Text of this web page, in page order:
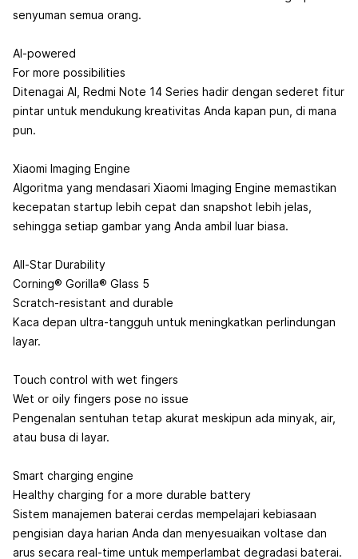
senyuman semua orang.
AI-powered
For more possibilities
Ditenagai AI, Redmi Note 14 Series hadir dengan sederet fitur
pintar untuk mendukung kreativitas Anda kapan pun, di mana
pun.
Xiaomi Imaging Engine
Algoritma yang mendasari Xiaomi Imaging Engine memastikan
kecepatan startup lebih cepat dan snapshot lebih jelas,
sehingga setiap gambar yang Anda ambil luar biasa.
All-Star Durability
Corning® Gorilla® Glass 5
Scratch-resistant and durable
Kaca depan ultra-tangguh untuk meningkatkan perlindungan
layar.
Touch control with wet fingers
Wet or oily fingers pose no issue
Pengenalan sentuhan tetap akurat meskipun ada minyak, air,
atau busa di layar.
Smart charging engine
Healthy charging for a more durable battery
Sistem manajemen baterai cerdas mempelajari kebiasaan
pengisian daya harian Anda dan menyesuaikan voltase dan
arus secara real-time untuk memperlambat degradasi baterai.